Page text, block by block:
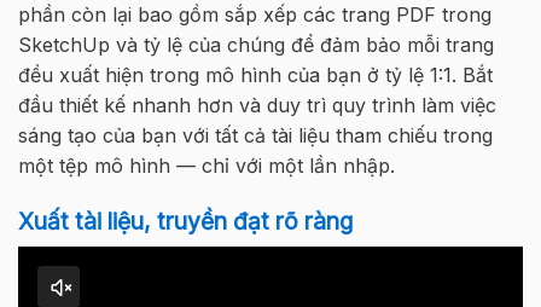
phần còn lại bao gồm sắp xếp các trang PDF trong
SketchUp và tỷ lệ của chúng để đảm bảo mỗi trang
đều xuất hiện trong mô hình của bạn ở tỷ lệ 1:1. Bắt
đầu thiết kế nhanh hơn và duy trì quy trình làm việc
sáng tạo của bạn với tất cả tài liệu tham chiếu trong
một tệp mô hình — chỉ với một lần nhập.
Xuất tài liệu, truyền đạt rõ ràng